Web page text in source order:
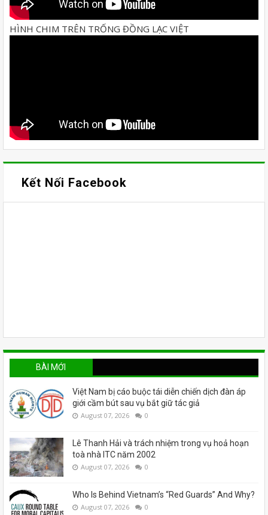
HÌNH CHIM TRÊN TRỐNG ĐỒNG LẠC VIỆT
Kết Nối Facebook
BÀI MỚI
Việt Nam bị cáo buộc tái diễn chiến dịch đàn áp
giới cầm bút sau vụ bắt giữ tác giả
August 07, 2026 0
Lê Thanh Hải và trách nhiệm trong vụ hoả hoạn
toà nhà ITC năm 2002
August 07, 2026 0
Who Is Behind Vietnam’s “Red Guards” And Why?
August 07, 2026 0